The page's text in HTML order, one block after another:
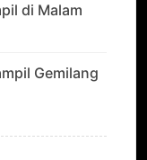
di Malam
Gemilang